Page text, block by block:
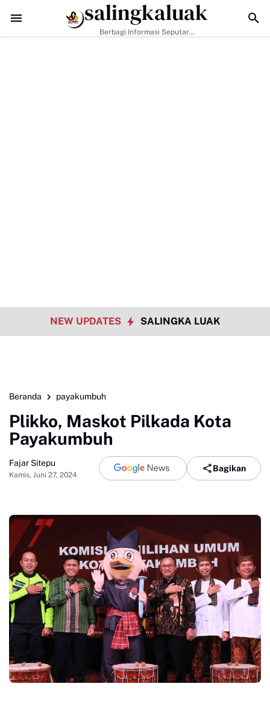
Tantangan Era Digital, Arisal Aziz Ajak Masyarakat Perkuat Nilai
salingkaluak
Berbagi Informasi Seputar
NEW UPDATES SALINGKA LUAK
Beranda payakumbuh
Plikko, Maskot Pilkada Kota
Payakumbuh
Fajar Sitepu
Kamis, Juni 27, 2024
Bagikan